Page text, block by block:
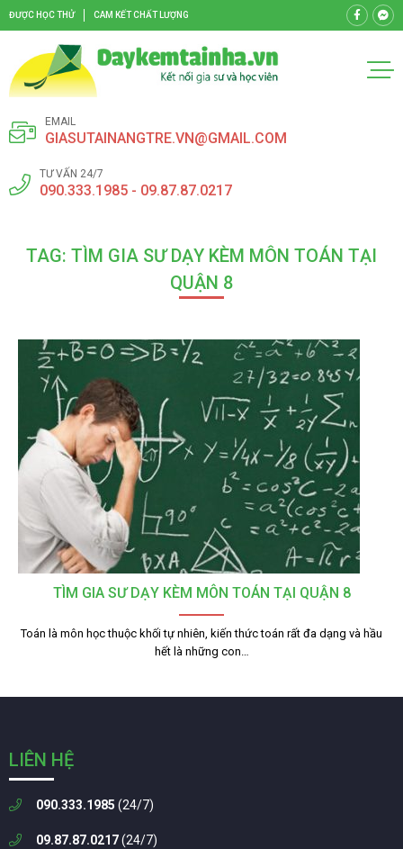
ĐƯỢC HỌC THỬ CAM KẾT CHẤT LƯỢNG
EMAIL
GIASUTAINANGTRE.VN@GMAIL.COM
TƯ VẤN 24/7
090.333.1985 - 09.87.87.0217
TAG: TÌM GIA SƯ DẠY KÈM MÔN TOÁN TẠI
QUẬN 8
TÌM GIA SƯ DẠY KÈM MÔN TOÁN TẠI QUẬN 8
Toán là môn học thuộc khối tự nhiên, kiến thức toán rất đa dạng và hầu
hết là những con…
LIÊN HỆ
090.333.1985 (24/7)
09.87.87.0217(24/7)